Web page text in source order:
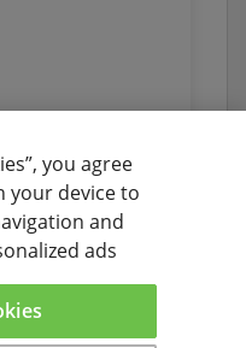
you agree
your device to
and
ads